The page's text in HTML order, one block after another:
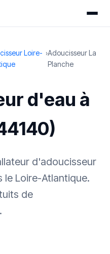
Loire- ›Adoucisseur La
Planche
d'eau à
d'adoucisseur
le Loire-Atlantique.
de